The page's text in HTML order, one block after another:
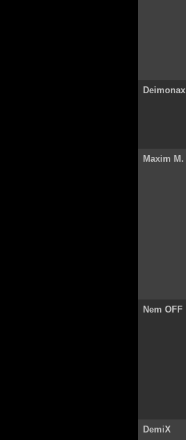
Deimonax
Maxim M.
Nem OFF
DemiX